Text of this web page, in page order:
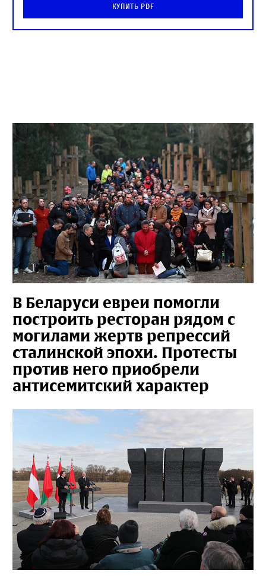
Купить PDF
В Беларуси евреи помогли
построить ресторан рядом с
могилами жертв репрессий
сталинской эпохи. Протесты
против него приобрели
антисемитский характер